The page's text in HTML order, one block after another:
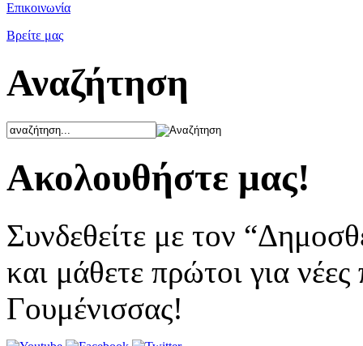
Επικοινωνία
Βρείτε μας
Αναζήτηση
Ακολουθήστε μας!
Συνδεθείτε με τον
και μάθετε πρώτοι για
Γουμένισσας!